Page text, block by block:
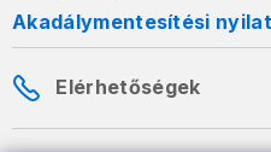
Akadálymentesítési
Elérhetőségek